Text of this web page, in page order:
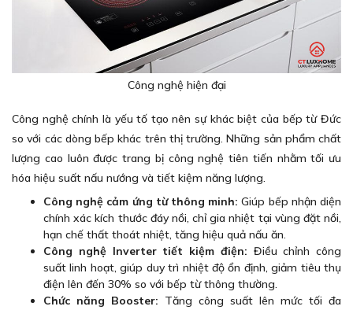
Công nghệ hiện đại
Công nghệ chính là yếu tố tạo nên sự khác biệt của bếp từ Đức
so với các dòng bếp khác trên thị trường. Những sản phẩm chất
lượng cao luôn được trang bị công nghệ tiên tiến nhằm tối ưu
hóa hiệu suất nấu nướng và tiết kiệm năng lượng.
Công nghệ cảm ứng từ thông minh: Giúp bếp nhận diện
chính xác kích thước đáy nồi, chỉ gia nhiệt tại vùng đặt nồi,
hạn chế thất thoát nhiệt, tăng hiệu quả nấu ăn.
Công nghệ Inverter tiết kiệm điện: Điều chỉnh công
suất linh hoạt, giúp duy trì nhiệt độ ổn định, giảm tiêu thụ
điện lên đến 30% so với bếp từ thông thường.
Chức năng Booster: Tăng công suất lên mức tối đa